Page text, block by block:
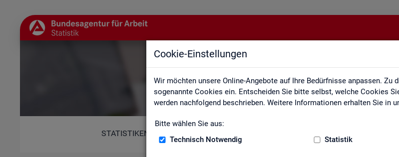
Cookie-Einstellungen
Wir möchten unsere Online-Angebote auf Ihre Bedürfnisse anpassen. Zu
sogenannte Cookies ein. Entscheiden Sie bitte selbst, welche Cookies
werden nachfolgend beschrieben. Weitere Informationen erhalten Sie in
Bitte wählen Sie aus:
Technisch Notwendig
Statistik
Kontakt
STATISTIKEN